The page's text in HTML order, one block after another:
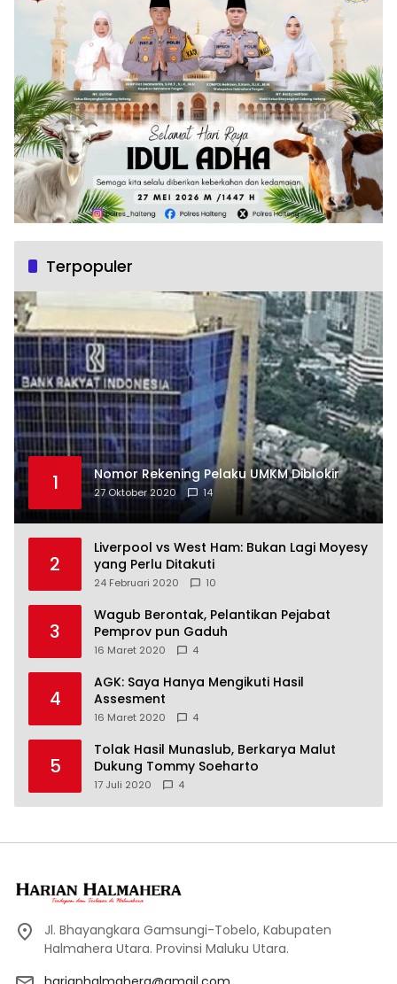
Terpopuler
1 Nomor Rekening Pelaku UMKM Diblokir
27 Oktober 2020 14
2
Liverpool vs West Ham: Bukan Lagi Moyesy
yang Perlu Ditakuti
24 Februari 2020 10
3
Wagub Berontak, Pelantikan Pejabat
Pemprov pun Gaduh
16 Maret 2020 4
4
AGK: Saya Hanya Mengikuti Hasil
Assesment
16 Maret 2020 4
5
Tolak Hasil Munaslub, Berkarya Malut
Dukung Tommy Soeharto
17 Juli 2020 4
Jl. Bhayangkara Gamsungi-Tobelo, Kabupaten
Halmahera Utara. Provinsi Maluku Utara.